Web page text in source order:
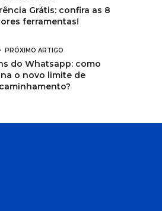
Grátis: confira as 8
ferramentas!
PRÓXIMO ARTIGO
do Whatsapp: como
o novo limite de